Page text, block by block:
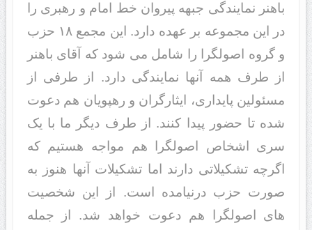
باهنر نمایندگی جبهه پیروان خط امام و رهبری را
در این مجموعه بر عهده دارد. این مجمع ۱۸ حزب
و گروه اصولگرا را شامل می شود که آقای باهنر
از طرف همه آنها نمایندگی دارد. از طرفی از
مسئولین پایداری، ایثارگران و رهپویان هم دعوت
شده تا حضور پیدا کنند. از طرف دیگر ما با یک
سری اشخاص اصولگرا هم مواجه هستیم که
اگرچه تشکیلاتی دارند اما تشکیلات آنها هنوز به
صورت حزب درنیامده است. از این شخصیت
های اصولگرا هم دعوت خواهد شد. از جمله